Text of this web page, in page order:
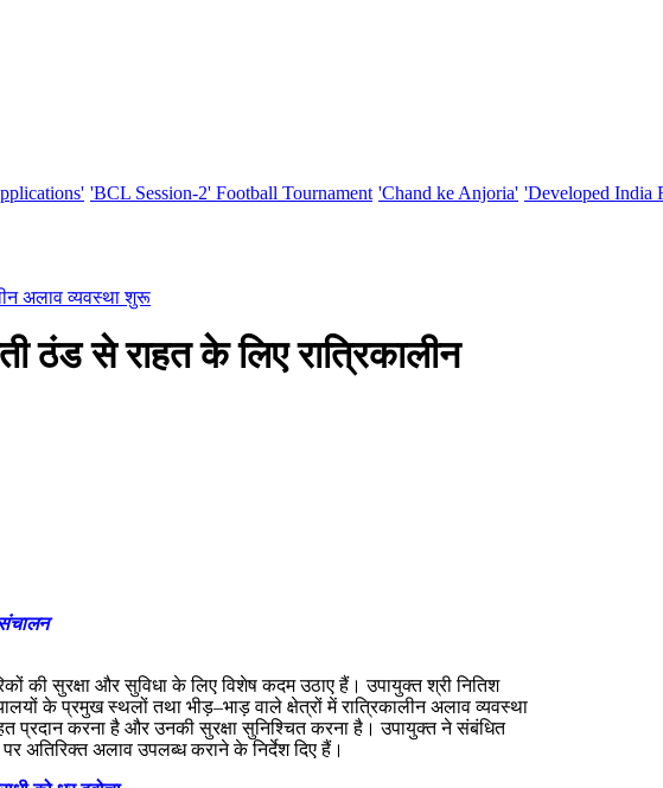
'BCL Session-2' Football Tournament 'Chand ke Anjoria' 'Developed India
अलाव व्यवस्था शुरू
ठंड से राहत के लिए रात्रिकालीन
की सुरक्षा और सुविधा के लिए विशेष कदम उठाए हैं। उपायुक्त श्री नितिश
के प्रमुख स्थलों तथा भीड़–भाड़ वाले क्षेत्रों में रात्रिकालीन अलाव व्यवस्था
प्रदान करना है और उनकी सुरक्षा सुनिश्चित करना है। उपायुक्त ने संबंधित
अतिरिक्त अलाव उपलब्ध कराने के निर्देश दिए हैं।